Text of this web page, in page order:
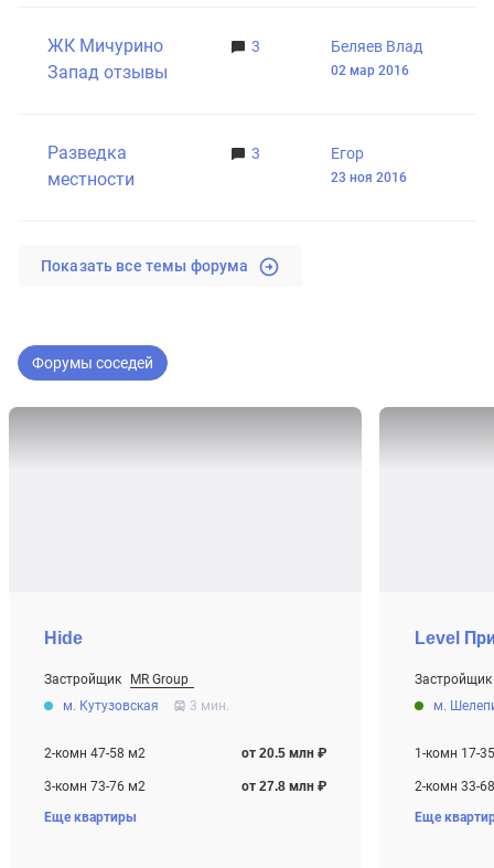
ЖК Мичурино
Запад отзывы
3 Беляев Влад
02 мар 2016
Разведка
местности
3 Егор
23 ноя 2016
Показать все темы форума
Форумы соседей
Hide
Застройщик
MR Group
От 20.5 млн ₽
Строится
м. Кутузовская 3 мин.
2-комн 47-58 м2 от 20.5 млн ₽
3-комн 73-76 м2 от 27.8 млн ₽
4-комн+ 97 м2
Еще квартиры
Level
Застройщик
От 9.7 млн ₽
Строится
м.
1-комн 17-
2-комн 33-
3-комн 58-
Еще